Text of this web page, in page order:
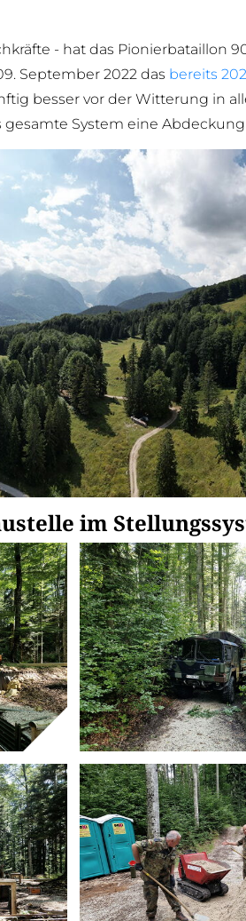
- hat das Pionierbataillon
September 2022 das bereits
besser vor der Witterung in
System eine
im